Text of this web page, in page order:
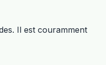
Il est couramment